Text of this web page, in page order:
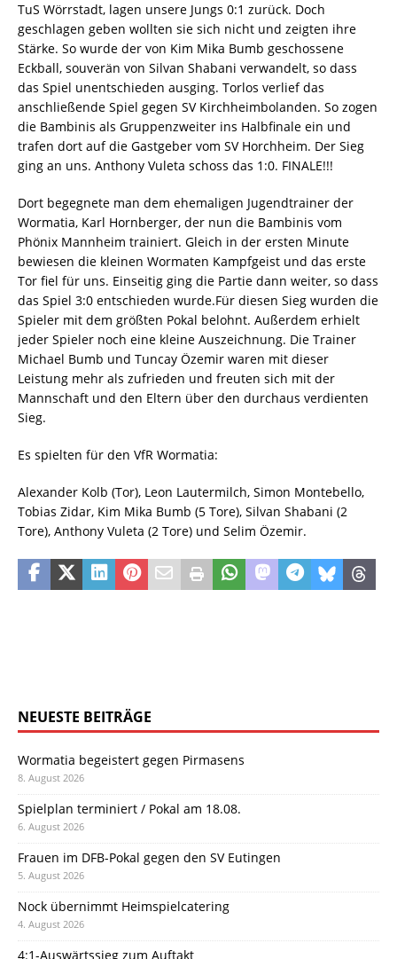
TuS Wörrstadt, lagen unsere Jungs 0:1 zurück. Doch
geschlagen geben wollten sie sich nicht und zeigten ihre
Stärke. So wurde der von Kim Mika Bumb geschossene
Eckball, souverän von Silvan Shabani verwandelt, so dass
das Spiel unentschieden ausging. Torlos verlief das
anschließende Spiel gegen SV Kirchheimbolanden. So zogen
die Bambinis als Gruppenzweiter ins Halbfinale ein und
trafen dort auf die Gastgeber vom SV Horchheim. Der Sieg
ging an uns. Anthony Vuleta schoss das 1:0. FINALE!!!
Dort begegnete man dem ehemaligen Jugendtrainer der
Wormatia, Karl Hornberger, der nun die Bambinis vom
Phönix Mannheim trainiert. Gleich in der ersten Minute
bewiesen die kleinen Wormaten Kampfgeist und das erste
Tor fiel für uns. Einseitig ging die Partie dann weiter, so dass
das Spiel 3:0 entschieden wurde.Für diesen Sieg wurden die
Spieler mit dem größten Pokal belohnt. Außerdem erhielt
jeder Spieler noch eine kleine Auszeichnung. Die Trainer
Michael Bumb und Tuncay Özemir waren mit dieser
Leistung mehr als zufrieden und freuten sich mit der
Mannschaft und den Eltern über den durchaus verdienten
Sieg.
Es spielten für den VfR Wormatia:
Alexander Kolb (Tor), Leon Lautermilch, Simon Montebello,
Tobias Zidar, Kim Mika Bumb (5 Tore), Silvan Shabani (2
Tore), Anthony Vuleta (2 Tore) und Selim Özemir.
NEUESTE BEITRÄGE
Wormatia begeistert gegen Pirmasens
8. August 2026
Spielplan terminiert / Pokal am 18.08.
6. August 2026
Frauen im DFB-Pokal gegen den SV Eutingen
5. August 2026
Nock übernimmt Heimspielcatering
4. August 2026
4:1-Auswärtssieg zum Auftakt